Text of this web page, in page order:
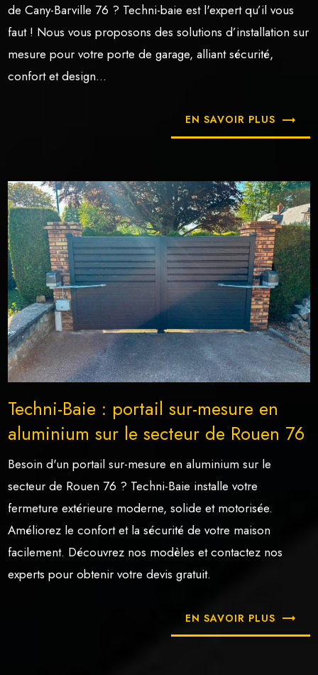
de Cany-Barville 76 ? Techni-baie est l'expert qu’il vous
faut ! Nous vous proposons des solutions d’installation sur
mesure pour votre porte de garage, alliant sécurité,
confort et design...
EN SAVOIR PLUS
Techni-Baie : portail sur-mesure en
aluminium sur le secteur de Rouen 76
Besoin d'un portail sur-mesure en aluminium sur le
secteur de Rouen 76 ? Techni-Baie installe votre
fermeture extérieure moderne, solide et motorisée.
Améliorez le confort et la sécurité de votre maison
facilement. Découvrez nos modèles et contactez nos
experts pour obtenir votre devis gratuit.
EN SAVOIR PLUS